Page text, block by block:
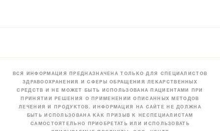
ВСЯ ИНФОРМАЦИЯ ПРЕДНАЗНАЧЕНА ТОЛЬКО ДЛЯ СПЕЦИАЛИСТОВ
ЗДРАВООХРАНЕНИЯ И СФЕРЫ ОБРАЩЕНИЯ ЛЕКАРСТВЕННЫХ
СРЕДСТВ И НЕ МОЖЕТ БЫТЬ ИСПОЛЬЗОВАНА ПАЦИЕНТАМИ ПРИ
ПРИНЯТИИ РЕШЕНИЯ О ПРИМЕНЕНИИ ОПИСАННЫХ МЕТОДОВ
ЛЕЧЕНИЯ И ПРОДУКТОВ. ИНФОРМАЦИЯ НА САЙТЕ НЕ ДОЛЖНА
БЫТЬ ИСПОЛЬЗОВАНА КАК ПРИЗЫВ К НЕСПЕЦИАЛИСТАМ
САМОСТОЯТЕЛЬНО ПРИОБРЕТАТЬ ИЛИ ИСПОЛЬЗОВАТЬ